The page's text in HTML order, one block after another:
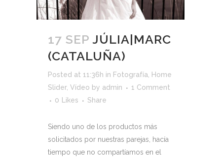
17 SEP JÚLIA|MARC
(CATALUÑA)
Posted at 11:36h in Fotografía
Home
Slider, Vídeo by admin
1 Comment
0
Likes Share
Siendo uno de los productos más
solicitados por nuestras parejas, hacía
tiempo que no compartíamos en el